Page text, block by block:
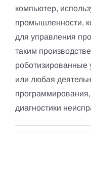
Russian
компьютер,
промышленности,
для управления
таким
роботизированные
или любая
диагностики